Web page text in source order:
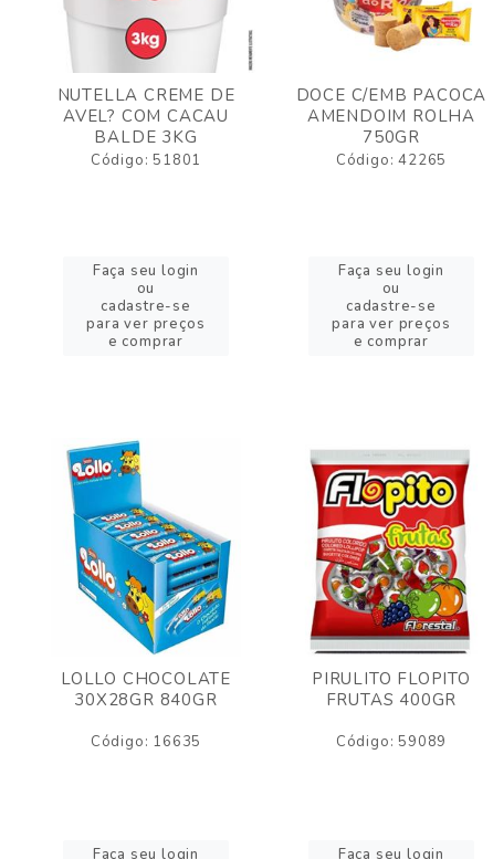
NUTELLA CREME DE
AVEL? COM CACAU
BALDE 3KG
Código: 51801
Faça seu login
ou
cadastre-se
para ver preços
e comprar
DOCE C/EMB PACOCA
AMENDOIM ROLHA
750GR
Código: 42265
Faça seu login
ou
cadastre-se
para ver preços
e comprar
LOLLO CHOCOLATE
30X28GR 840GR
Código: 16635
Faça seu login
PIRULITO FLOPITO
FRUTAS 400GR
Código: 59089
Faça seu login